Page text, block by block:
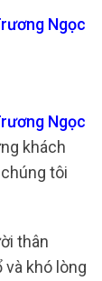
Ngọc
Ngọc
khách
tôi
thân
khó lòng